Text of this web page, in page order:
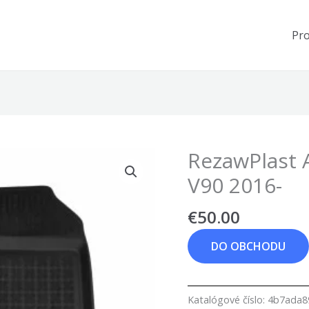
RezawPlast
V90 2016-
€50.00
DO OBCHODU
Katalógové číslo: